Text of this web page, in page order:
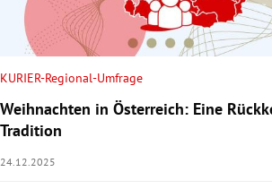
KURIER-Regional-Umfrage
Weihnachten in Österreich: Eine
Tradition
24.12.2025